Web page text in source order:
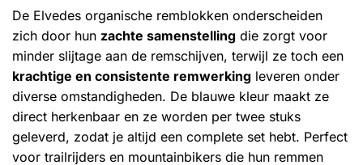
De Elvedes organische remblokken onderscheiden
zich door hun zachte samenstelling die zorgt voor
minder slijtage aan de remschijven, terwijl ze toch een
krachtige en consistente remwerking leveren onder
diverse omstandigheden. De blauwe kleur maakt ze
direct herkenbaar en ze worden per twee stuks
geleverd, zodat je altijd een complete set hebt. Perfect
voor trailrijders en mountainbikers die hun remmen